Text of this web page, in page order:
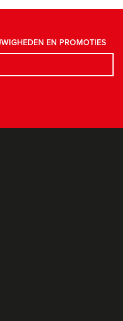
EN PROMOTIES